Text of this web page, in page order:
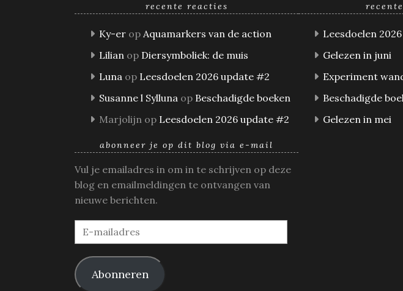
recente reacties
Ky-er op Aquamarkers van de action
Lilian op Diersymboliek: de muis
Luna op Leesdoelen 2026 update #2
Susanne l Sylluna op Beschadigde boeken
Marjolijn op Leesdoelen 2026 update #2
Leesdoelen
Gelezen in juni
Experiment
Beschadigde
Gelezen in mei
abonneer je op dit blog via e-mail
Vul je emailadres in om in te schrijven op deze
blog en emailmeldingen te ontvangen van
nieuwe berichten.
E-
mailadres
Abonneren